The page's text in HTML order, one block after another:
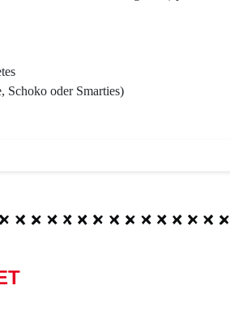
Schoko oder Smarties)
Dank für euer Verständnis,